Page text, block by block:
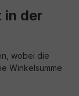
in der
wobei die
Winkelsumme